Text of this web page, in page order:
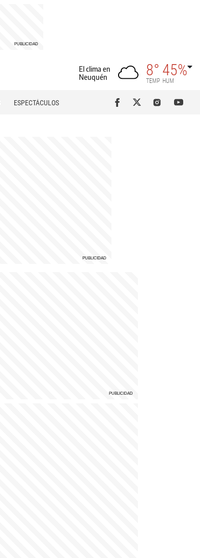
El clima en
Neuquén
8°
TEMP
45%
HUM
ESPECTÁCULOS